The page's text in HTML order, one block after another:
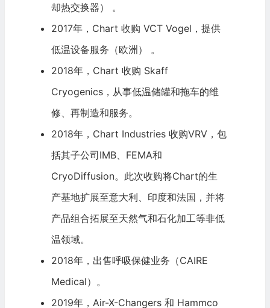
却热交换器） 。
2017年，Chart 收购 VCT Vogel，提供
低温设备服务（欧洲） 。
2018年，Chart 收购 Skaff
Cryogenics，从事低温储罐和拖车的维
修、再制造和服务。
2018年，Chart Industries 收购VRV，包
括其子公司IMB、FEMA和
CryoDiffusion。此次收购将Chart的生
产基地扩展至意大利、印度和法国，并将
产品组合拓展至天然气和石化加工等非低
温领域。
2018年，出售呼吸保健业务（CAIRE
Medical）。
2019年，Air-X-Changers 和 Hammco